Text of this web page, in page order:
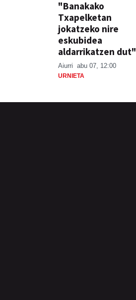
"Banakako
Txapelketan
jokatzeko nire
eskubidea
aldarrikatzen dut"
Aiurri abu 07, 12:00
URNIETA